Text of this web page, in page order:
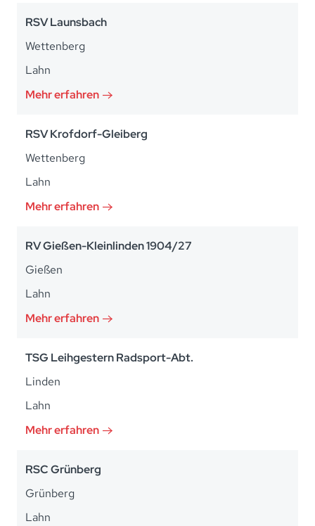
RSV Launsbach
Wettenberg
Lahn
Mehr erfahren
RSV Krofdorf-Gleiberg
Wettenberg
Lahn
Mehr erfahren
RV Gießen-Kleinlinden 1904/27
Gießen
Lahn
Mehr erfahren
TSG Leihgestern Radsport-Abt.
Linden
Lahn
Mehr erfahren
RSC Grünberg
Grünberg
Lahn